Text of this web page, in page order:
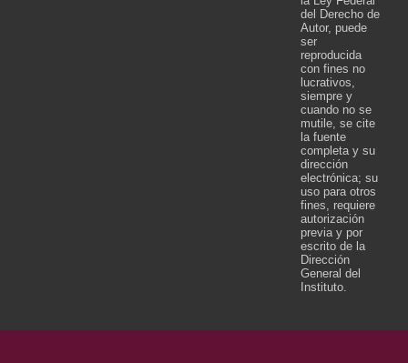
del Derecho de
Autor, puede
ser
reproducida
con fines no
lucrativos,
siempre y
cuando no se
mutile, se cite
la fuente
completa y su
dirección
electrónica; su
uso para otros
fines, requiere
autorización
previa y por
escrito de la
Dirección
General del
Instituto.